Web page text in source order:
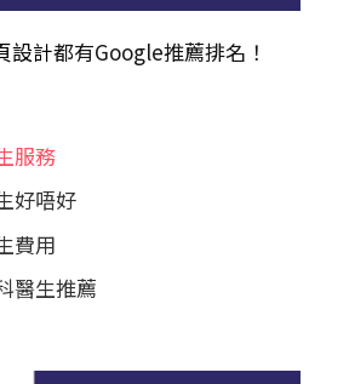
設計都有Google推薦排名！
服務
好唔好
費用
醫生推薦